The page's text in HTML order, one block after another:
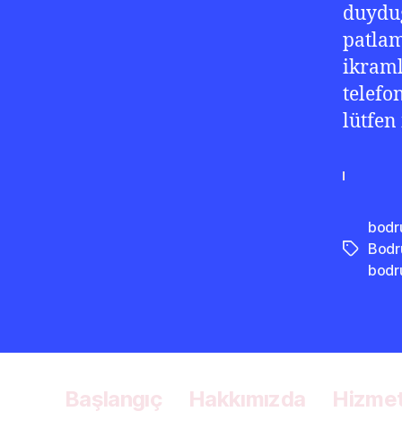
lütfen
Etiketler
Başlangıç Hakkımızda